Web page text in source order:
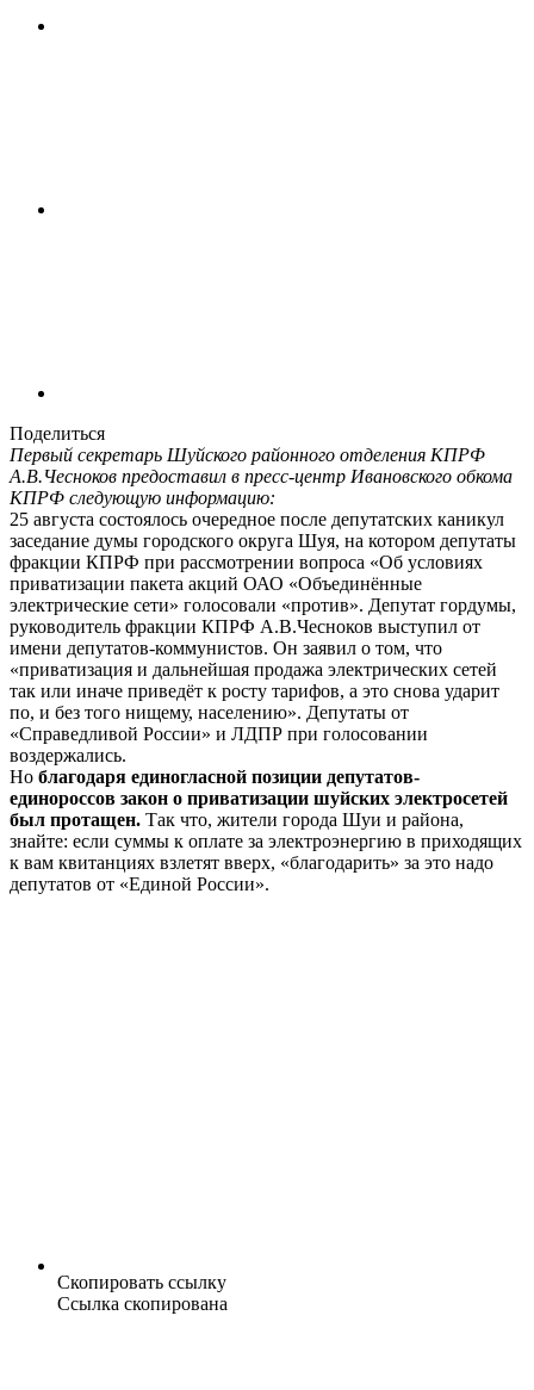
Поделиться
Первый секретарь Шуйского районного отделения КПРФ
А.В.Чесноков предоставил в пресс-центр Ивановского обкома
КПРФ следующую информацию:
25 августа состоялось очередное после депутатских каникул
заседание думы городского округа Шуя, на котором депутаты
фракции КПРФ при рассмотрении вопроса «Об условиях
приватизации пакета акций ОАО «Объединённые
электрические сети» голосовали «против». Депутат гордумы,
руководитель фракции КПРФ А.В.Чесноков выступил от
имени депутатов-коммунистов. Он заявил о том, что
«приватизация и дальнейшая продажа электрических сетей
так или иначе приведёт к росту тарифов, а это снова ударит
по, и без того нищему, населению». Депутаты от
«Справедливой России» и ЛДПР при голосовании
воздержались.
Но благодаря единогласной позиции депутатов-
единороссов закон о приватизации шуйских электросетей
был протащен. Так что, жители города Шуи и района,
знайте: если суммы к оплате за электроэнергию в приходящих
к вам квитанциях взлетят вверх, «благодарить» за это надо
депутатов от «Единой России».
Скопировать ссылку
Ссылка скопирована